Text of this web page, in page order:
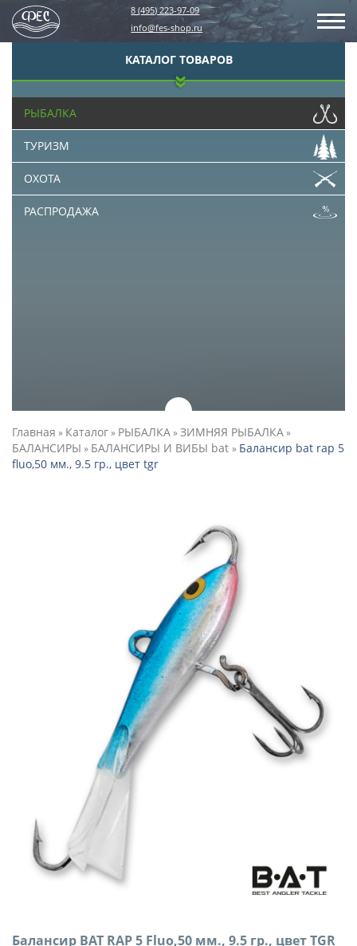
8 (495) 223-97-09
info@fes-shop.ru
КАТАЛОГ ТОВАРОВ
РЫБАЛКА
ТУРИЗМ
ОХОТА
РАСПРОДАЖА
Главная » Каталог» РЫБАЛКА»ЗИМНЯЯ РЫБАЛКА»
БАЛАНСИРЫ » БАЛАНСИРЫ И ВИБЫ bat » Балансир bat rap 5
fluo,50 мм., 9.5 гр., цвет tgr
Балансир BAT RAP 5 Fluo,50 мм., 9.5 гр., цвет TGR